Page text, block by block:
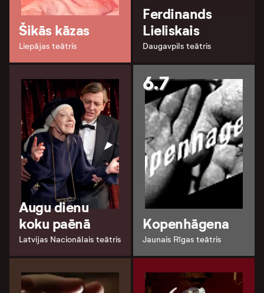
Šikās kāzas
Liepājas teātris
Ferdinands
Lieliskais
Daugavpils teātris
Augu dienu
koku paēnā
Latvijas Nacionālais teātris
6.7
Kopenhāgena
Jaunais Rīgas teātris